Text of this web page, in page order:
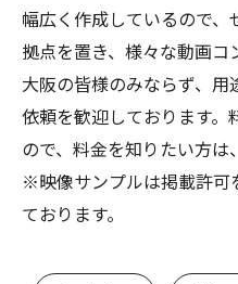
幅広く作成しているので
拠点を置き、様々な動画コ
大阪の皆様のみならず、
依頼を歓迎しております。
ので、料金を知りたい方は
※映像サンプルは掲載許可
ております。